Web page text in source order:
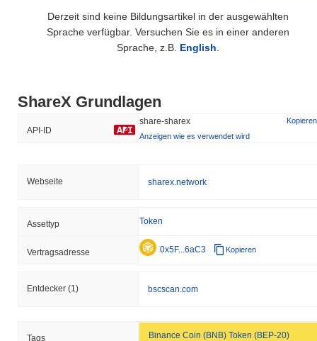
Derzeit sind keine Bildungsartikel in der ausgewählten
Sprache verfügbar. Versuchen Sie es in einer anderen
Sprache, z.B. English
ShareX Grundlagen
API-ID
share-sharex
Kopieren
Anzeigen wie es verwendet wird
Webseite sharex.network
Assettyp Token
Vertragsadresse 0x5F...6aC3 Kopieren
Entdecker (1) bscscan.com
Tags
Binance Coin (BNB) Token (BEP-20)